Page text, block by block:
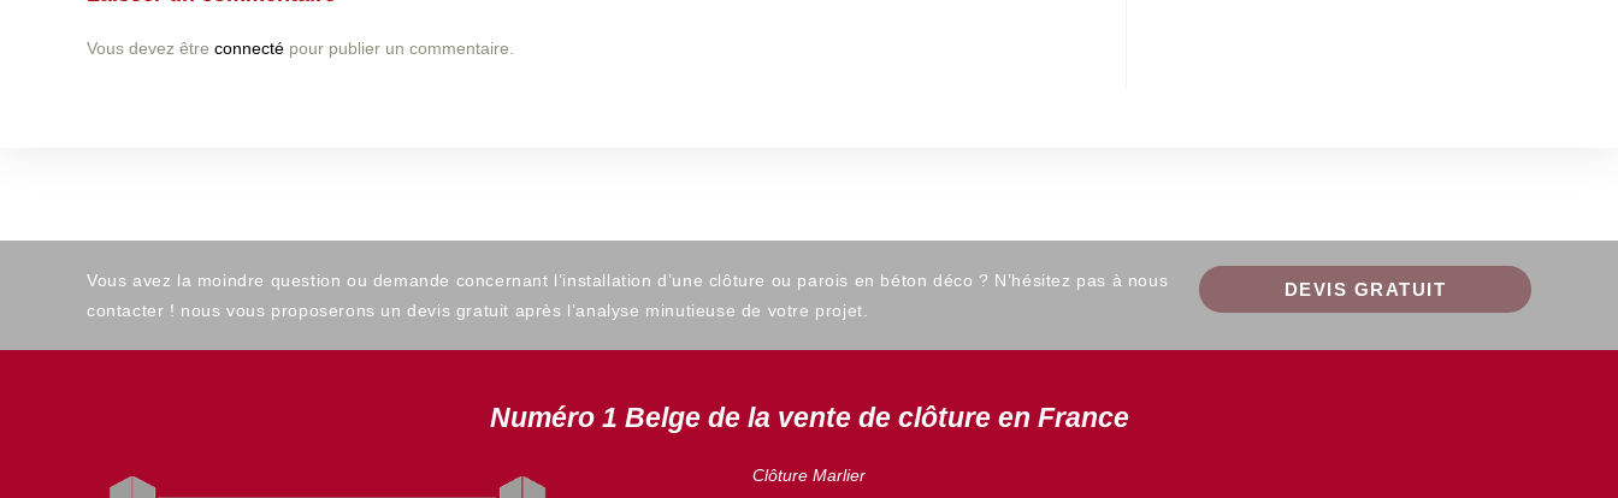
Vous devez être connecté pour publier un commentaire.
Vous avez la moindre question ou demande concernant l’installation d’une clôture ou parois en béton déco ? N’hésitez pas à nous
contacter ! nous vous proposerons un devis gratuit après l’analyse minutieuse de votre projet.
DEVIS GRATUIT
Numéro 1 Belge de la vente de clôture en France
Clôture Marlier